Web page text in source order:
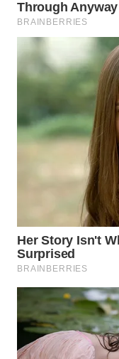
WN
SURABAYA
WN
WN
BINTAN
WN
LIKUPANG
WN
LABUANBAJO
WN
BORNEO